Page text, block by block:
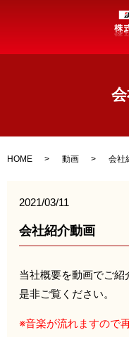
HOME 動画 会社
2021/03/11
会社紹介動画
当社概要を動画でご紹
是非ご覧ください。
※音楽が流れますので